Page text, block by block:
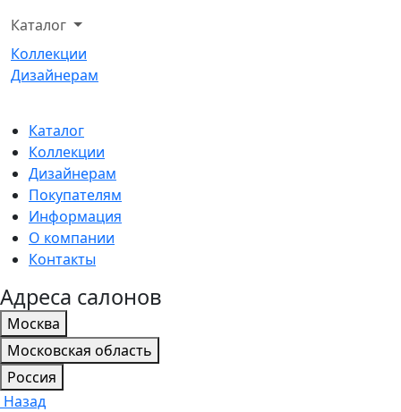
Каталог
Коллекции
Дизайнерам
Каталог
Коллекции
Дизайнерам
Покупателям
Информация
О компании
Контакты
Адреса салонов
Москва
Московская область
Россия
Назад